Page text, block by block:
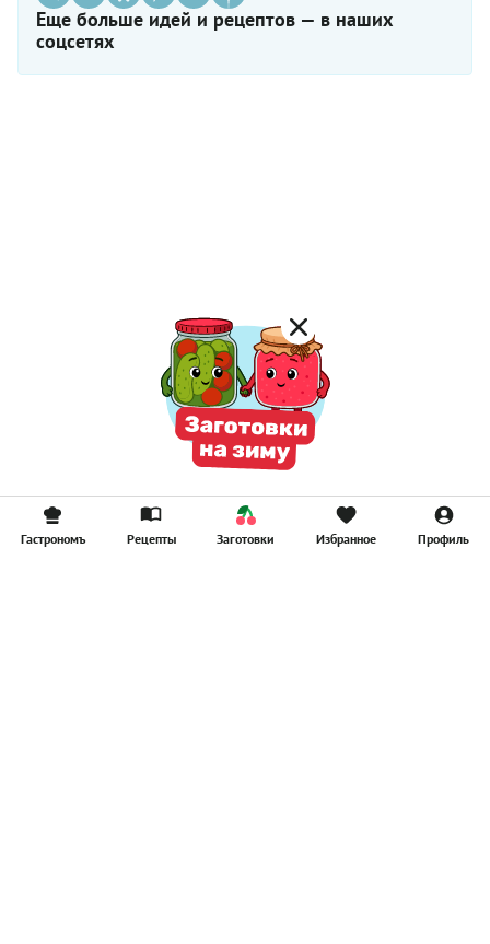
Еще больше идей и рецептов — в наших
соцсетях
Гастрономъ Рецепты Заготовки Избранное Профиль